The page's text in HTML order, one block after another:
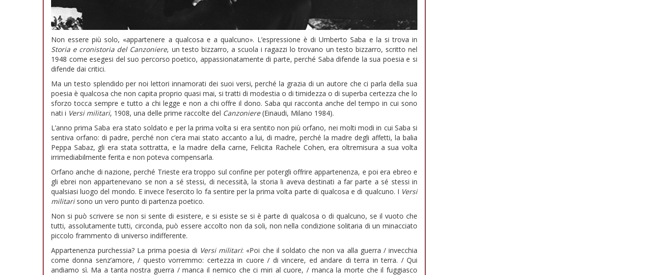
Non essere più solo, «appartenere a qualcosa e a qualcuno». L’espressione è di Umberto Saba e la si trova in
Storia e cronistoria del Canzoniere, un testo bizzarro, a scuola i ragazzi lo trovano un testo bizzarro, scritto nel
1948 come esegesi del suo percorso poetico, appassionatamente di parte, perché Saba difende la sua poesia e si
difende dai critici.
Ma un testo splendido per noi lettori innamorati dei suoi versi, perché la grazia di un autore che ci parla della sua
poesia è qualcosa che non capita proprio quasi mai, si tratti di modestia o di timidezza o di superba certezza che lo
sforzo tocca sempre e tutto a chi legge e non a chi offre il dono. Saba qui racconta anche del tempo in cui sono
nati i Versi militari, 1908, una delle prime raccolte del Canzoniere(Einaudi, Milano 1984).
L’anno prima Saba era stato soldato e per la prima volta si era sentito non più orfano, nei molti modi in cui Saba si
sentiva orfano: di padre, perché non c’era mai stato accanto a lui, di madre, perché la madre degli affetti, la balia
Peppa Sabaz, gli era stata sottratta, e la madre della carne, Felicita Rachele Cohen, era oltremisura a sua volta
irrimediabilmente ferita e non poteva compensarla.
Orfano anche di nazione, perché Trieste era troppo sul confine per potergli offrire appartenenza, e poi era ebreo e
gli ebrei non appartenevano se non a sé stessi, di necessità, la storia li aveva destinati a far parte a sé stessi in
qualsiasi luogo del mondo. E invece l’esercito lo fa sentire per la prima volta parte di qualcosa e di qualcuno. I Versi
militarisono un vero punto di partenza poetico.
Non si può scrivere se non si sente di esistere, e si esiste se si è parte di qualcosa o di qualcuno, se il vuoto che
tutti, assolutamente tutti, circonda, può essere accolto non da soli, non nella condizione solitaria di un minacciato
piccolo frammento di universo indifferente.
Appartenenza purchessia? La prima poesia di Versi militari: «Poi che il soldato che non va alla guerra / invecchia
come donna senz’amore, / questo vorremmo: certezza in cuore / di vincere, ed andare di terra in terra. / Qui
andiamo sì. Ma a tanta nostra guerra / manca il nemico che ci miri al cuore, / manca la morte che il fuggiasco